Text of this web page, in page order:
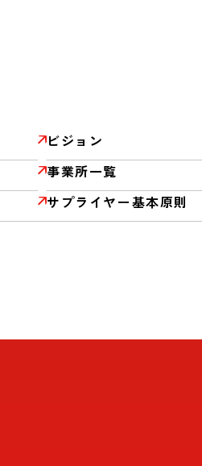
ビジョン
事業所一覧
サプライヤー基本原則